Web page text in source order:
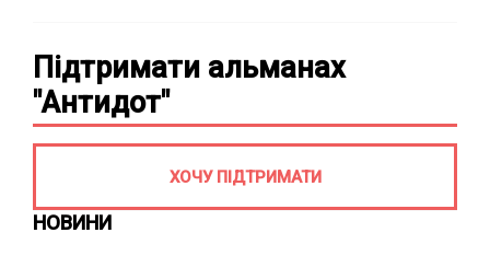
НОВИНИ
Підтримати альманах
"Антидот"
ХОЧУ ПІДТРИМАТИ